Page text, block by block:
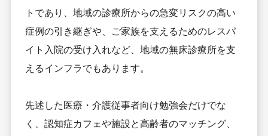
トであり、地域の診療所からの急変リスクの高い
症例の引き継ぎや、ご家族を支えるためのレスパ
イト入院の受け入れなど、地域の無床診療所を支
えるインフラでもあります。
先述した医療・介護従事者向け勉強会だけでな
く、認知症カフェや施設と高齢者のマッチング、